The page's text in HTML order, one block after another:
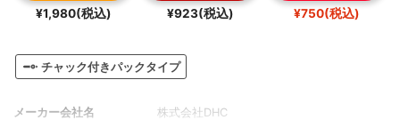
¥1,980(税込) ¥923(税込) ¥750(税込)
チャック付きパックタイプ
メーカー会社名 株式会社DHC